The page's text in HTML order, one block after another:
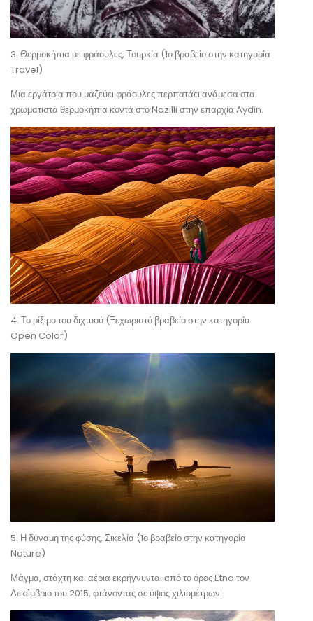
3. Θερμοκήπια με φράουλες, Τουρκία (1ο βραβείο στην κατηγορία
Travel)
Μια εργάτρια που μαζεύει φράουλες περπατάει ανάμεσα στα
χρωματιστά θερμοκήπια κοντά στο Nazilli στην επαρχία Aydin.
4. Το ρίξιμο του διχτυού (Ξεχωριστό βραβείο στην κατηγορία
Open Color)
5. Η δύναμη της φύσης, Σικελία (1ο βραβείο στην κατηγορία
Nature)
Μάγμα, στάχτη και αέρια εκρήγνυνται από το όρος Etna τον
Δεκέμβριο του 2015, φτάνοντας σε ύψος χιλιομέτρων.